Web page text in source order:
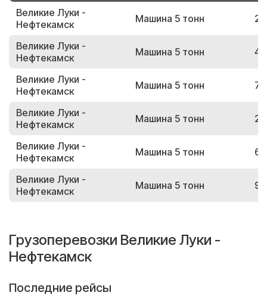
Великие Луки -
Нефтекамск
Машина 5 тонн
Великие Луки -
Нефтекамск
Машина 5 тонн
Великие Луки -
Нефтекамск
Машина 5 тонн
Великие Луки -
Нефтекамск
Машина 5 тонн
Великие Луки -
Нефтекамск
Машина 5 тонн
Великие Луки -
Нефтекамск
Машина 5 тонн
Грузоперевозки Великие Луки -
Нефтекамск
Последние рейсы